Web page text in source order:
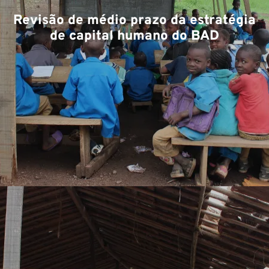
Revisão de médio prazo da estratégia
de capital humano do BAD